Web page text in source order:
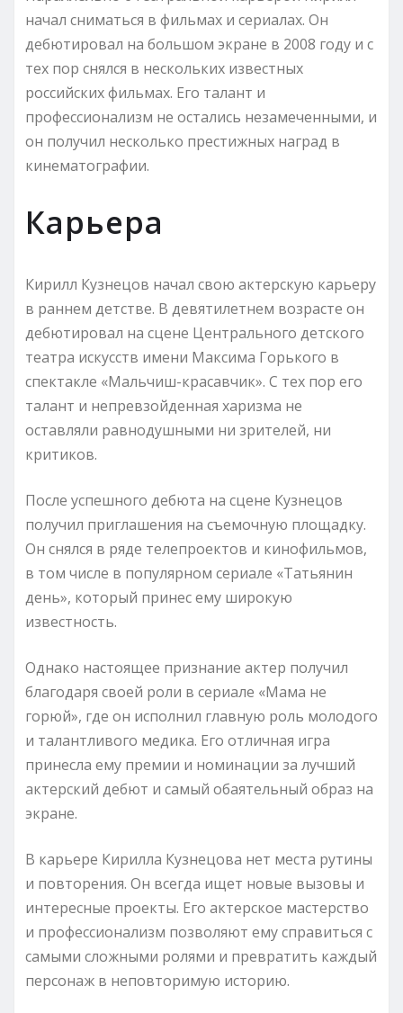
начал сниматься в фильмах и сериалах. Он
дебютировал на большом экране в 2008 году и с
тех пор снялся в нескольких известных
российских фильмах. Его талант и
профессионализм не остались незамеченными, и
он получил несколько престижных наград в
кинематографии.
Карьера
Кирилл Кузнецов начал свою актерскую карьеру
в раннем детстве. В девятилетнем возрасте он
дебютировал на сцене Центрального детского
театра искусств имени Максима Горького в
спектакле «Мальчиш-красавчик». С тех пор его
талант и непревзойденная харизма не
оставляли равнодушными ни зрителей, ни
критиков.
После успешного дебюта на сцене Кузнецов
получил приглашения на съемочную площадку.
Он снялся в ряде телепроектов и кинофильмов,
в том числе в популярном сериале «Татьянин
день», который принес ему широкую
известность.
Однако настоящее признание актер получил
благодаря своей роли в сериале «Мама не
горюй», где он исполнил главную роль молодого
и талантливого медика. Его отличная игра
принесла ему премии и номинации за лучший
актерский дебют и самый обаятельный образ на
экране.
В карьере Кирилла Кузнецова нет места рутины
и повторения. Он всегда ищет новые вызовы и
интересные проекты. Его актерское мастерство
и профессионализм позволяют ему справиться с
самыми сложными ролями и превратить каждый
персонаж в неповторимую историю.